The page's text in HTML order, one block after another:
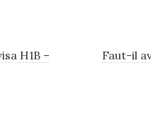
H1B –
Faut-il